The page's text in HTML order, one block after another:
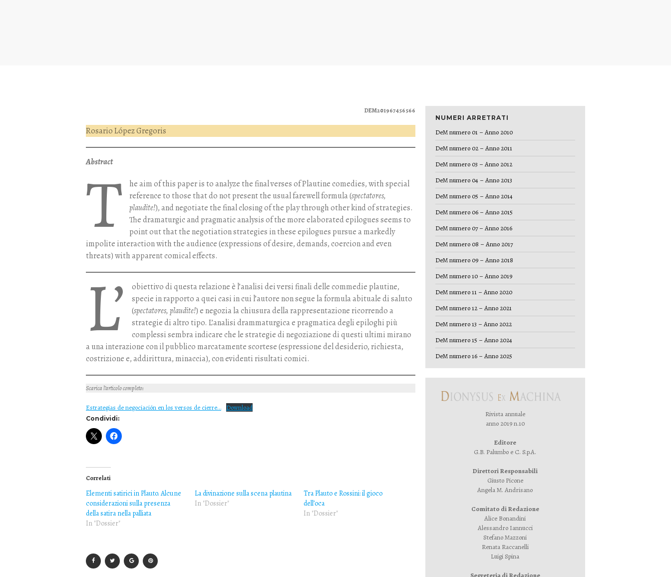
DEM201967456566
Rosario López Gregoris
Abstract
T
he aim of this paper is to analyze the final verses of Plautine comedies, with special
reference to those that do not present the usual farewell formula (spectatores,
plaudite!), and negotiate the final closing of the play through other kind of strategies.
The dramaturgic and pragmatic analysis of the more elaborated epilogues seems to
point out that the negotiation strategies in these epilogues pursue a markedly
impolite interaction with the audience (expressions of desire, demands, coercion and even
threats) with apparent comical effects.
L’
obiettivo di questa relazione è l’analisi dei versi finali delle commedie plautine,
specie in rapporto a quei casi in cui l’autore non segue la formula abituale di saluto
(spectatores, plaudite!) e negozia la chiusura della rappresentazione ricorrendo a
strategie di altro tipo. L’analisi drammaturgica e pragmatica degli epiloghi più
complessi sembra indicare che le strategie di negoziazione di questi ultimi mirano
a una interazione con il pubblico marcatamente scortese (espressione del desiderio, richiesta,
costrizione e, addirittura, minaccia), con evidenti risultati comici.
Scarica l’articolo completo:
Estrategias de negociación en los versos de cierre… Download
Condividi:
Correlati
Elementi satirici in Plauto. Alcune
considerazioni sulla presenza
della satira nella palliata
In "Dossier"
La divinazione sulla scena plautina
In "Dossier"
Tra Plauto e Rossini: il gioco
dell’oca
In "Dossier"
NUMERI ARRETRATI
DeM numero 01 – Anno 2010
DeM numero 02 – Anno 2011
DeM numero 03 – Anno 2012
DeM numero 04 – Anno 2013
DeM numero 05 – Anno 2014
DeM numero 06 – Anno 2015
DeM numero 07 – Anno 2016
DeM numero 08 – Anno 2017
DeM numero 09 – Anno 2018
DeM numero 10 – Anno 2019
DeM numero 11 – Anno 2020
DeM numero 12 – Anno 2021
DeM numero 13 – Anno 2022
DeM numero 15 – Anno 2024
DeM numero 16 – Anno 2025
Rivista annuale
anno 2019 n.10
Editore
G.B. Palumbo e C. S.p.A.
Direttori Responsabili
Giusto Picone
Angela M. Andrisano
Comitato di Redazione
Alice Bonandini
Alessandro Iannucci
Stefano Mazzoni
Renata Raccanelli
Luigi Spina
Segreteria di Redazione